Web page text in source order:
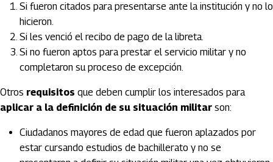
Si fueron citados para presentarse ante la institución y no lo
hicieron.
Si les venció el recibo de pago de la libreta.
Si no fueron aptos para prestar el servicio militar y no
completaron su proceso de excepción.
Otros requisitos que deben cumplir los interesados para
aplicar a la definición de su situación militar son:
Ciudadanos mayores de edad que fueron aplazados por
estar cursando estudios de bachillerato y no se